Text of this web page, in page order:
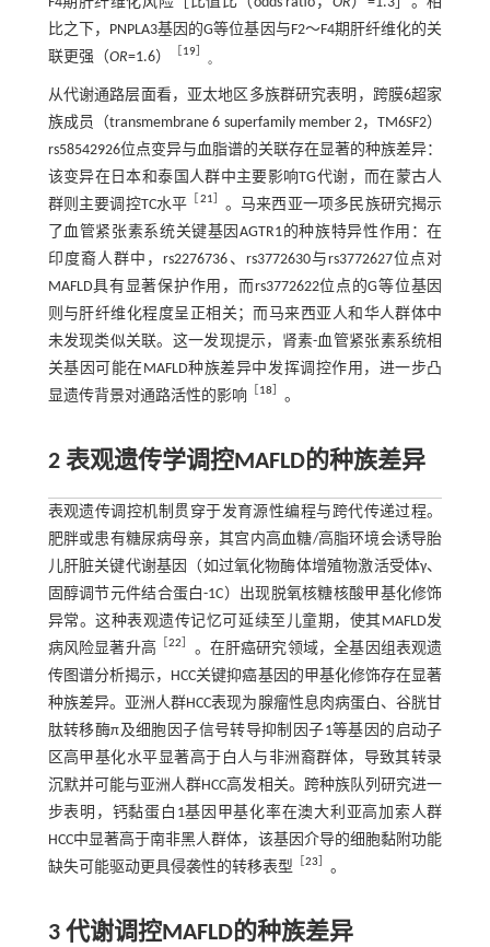
比之下，PNPLA3基因的G等位基因与F2～F4期肝纤维化的关
联更强（OR=1.6） ［19］
。
从代谢通路层面看，亚太地区多族群研究表明，跨膜6超家
族成员（transmembrane 6 superfamily member 2，TM6SF2）
rs58542926位点变异与血脂谱的关联存在显著的种族差异：
该变异在日本和泰国人群中主要影响TG代谢，而在蒙古人
群则主要调控TC水平 ［21］ 。马来西亚一项多民族研究揭示
了血管紧张素系统关键基因AGTR1的种族特异性作用：在
印度裔人群中，rs2276736、rs3772630与rs3772627位点对
MAFLD具有显著保护作用，而rs3772622位点的G等位基因
则与肝纤维化程度呈正相关；而马来西亚人和华人群体中
未发现类似关联。这一发现提示，肾素-血管紧张素系统相
关基因可能在MAFLD种族差异中发挥调控作用，进一步凸
显遗传背景对通路活性的影响 ［18］ 。
2 表观遗传学调控MAFLD的种族差异
表观遗传调控机制贯穿于发育源性编程与跨代传递过程。
肥胖或患有糖尿病母亲，其宫内高血糖/高脂环境会诱导胎
儿肝脏关键代谢基因（如过氧化物酶体增殖物激活受体γ、
固醇调节元件结合蛋白-1C）出现脱氧核糖核酸甲基化修饰
异常。这种表观遗传记忆可延续至儿童期，使其MAFLD发
病风险显著升高［22］ 。在肝癌研究领域，全基因组表观遗
传图谱分析揭示，HCC关键抑癌基因的甲基化修饰存在显著
种族差异。亚洲人群HCC表现为腺瘤性息肉病蛋白、谷胱甘
肽转移酶π及细胞因子信号转导抑制因子1等基因的启动子
区高甲基化水平显著高于白人与非洲裔群体，导致其转录
沉默并可能与亚洲人群HCC高发相关。跨种族队列研究进一
步表明，钙黏蛋白1基因甲基化率在澳大利亚高加索人群
HCC中显著高于南非黑人群体，该基因介导的细胞黏附功能
缺失可能驱动更具侵袭性的转移表型 ［23］ 。
3 代谢调控MAFLD的种族差异